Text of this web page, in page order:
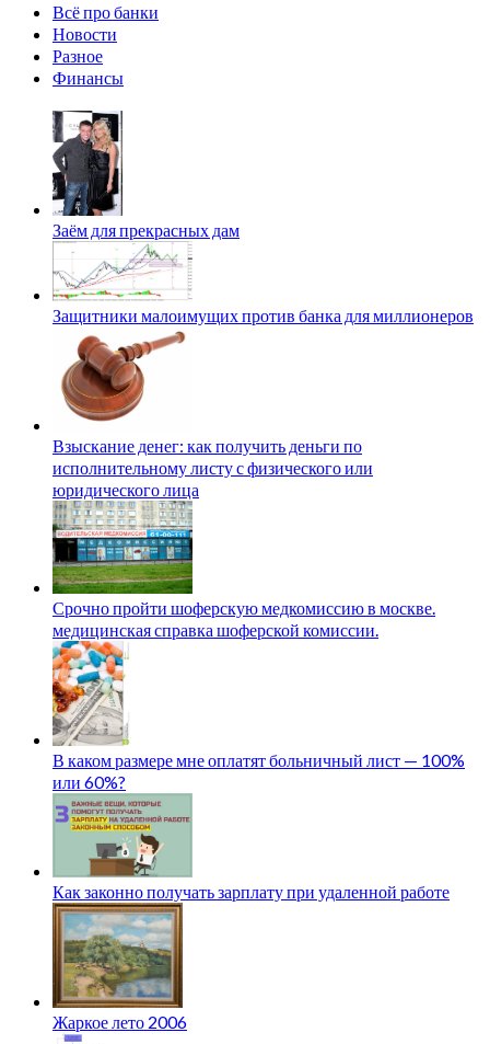
Всё про банки
Новости
Разное
Финансы
Заём для прекрасных дам
Защитники малоимущих против банка для миллионеров
Взыскание денег: как получить деньги по
исполнительному листу с физического или
юридического лица
Срочно пройти шоферскую медкомиссию в москве.
медицинская справка шоферской комиссии.
В каком размере мне оплатят больничный лист — 100%
или 60%?
Как законно получать зарплату при удаленной работе
Жаркое лето 2006